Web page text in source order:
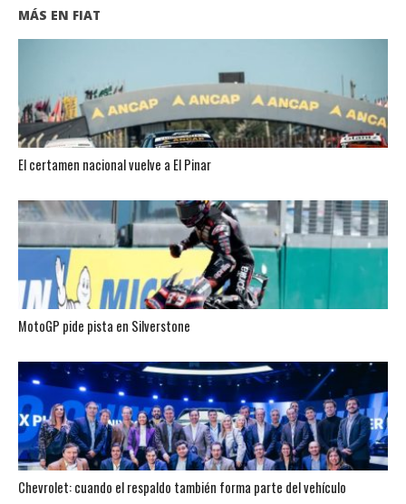
MÁS EN FIAT
El certamen nacional vuelve a El Pinar
MotoGP pide pista en Silverstone
Chevrolet: cuando el respaldo también forma parte del vehículo